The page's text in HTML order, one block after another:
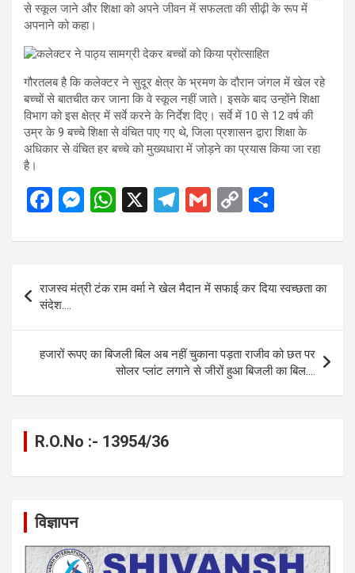
से स्कूल जाने और शिक्षा को अपने जीवन में सफलता की सीढ़ी के रूप में
अपनाने को कहा।
गौरतलब है कि कलेक्टर ने सुदूर क्षेत्र के भ्रमण के दौरान जंगल में खेल रहे
बच्चों से बातचीत कर जाना कि वे स्कूल नहीं जाते। इसके बाद उन्होंने शिक्षा
विभाग को इस क्षेत्र में सर्वे करने के निर्देश दिए। सर्वे में 10 से 12 वर्ष की
उम्र के 9 बच्चे शिक्षा से वंचित पाए गए थे, जिला प्रशासन द्वारा शिक्षा के
अधिकार से वंचित हर बच्चे को मुख्यधारा में जोड़ने का प्रयास किया जा रहा
है।
F
ce
o
o
k
M
se
n
g
er
W
at
A
p
p
X
T
e
gr
a
m
G
ail
C
py
Li
n
k
ar
navigation
राजस्व मंत्री टंक राम वर्मा ने खेल मैदान में सफाई कर दिया स्वच्छता का
संदेश….
हजारों रूपए का बिजली बिल अब नहीं चुकाना पड़ता राजीव को छत पर
सोलर प्लांट लगाने से जीरों हुआ बिजली का बिल….
R.O.No :- 13954/36
विज्ञापन